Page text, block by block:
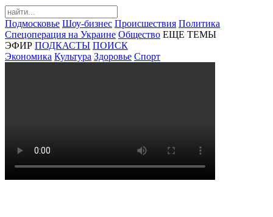
Подмосковье Шоу-бизнес Происшествия Политика
Спецоперация на Украине Общество ЕЩЕ ТЕМЫ
ЭФИР ПОДКАСТЫ ПОИСК
Экономика Культура Здоровье Спорт